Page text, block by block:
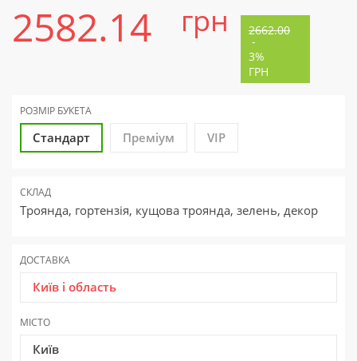
2582.14 грн 2662.00
-
3%
ГРН
РОЗМІР БУКЕТА
Стандарт Преміум VIP
СКЛАД
Троянда, гортензія, кущова троянда, зелень, декор
ДОСТАВКА
Київ і область
МІСТО
Київ